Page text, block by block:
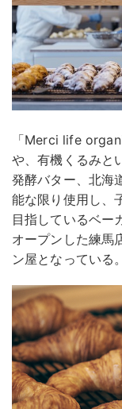
「Merci life
や、有機くるみと
発酵バター、北海
能な限り使用し、
目指しているベー
オープンした練馬
ン屋となっている。